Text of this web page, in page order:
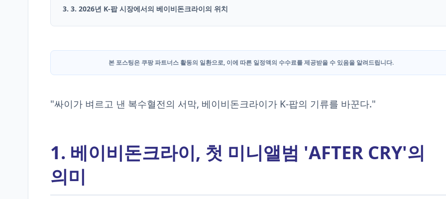
3. 3. 2026년 K-팝 시장에서의 베이비돈크라이의 위치
본 포스팅은 쿠팡 파트너스 활동의 일환으로, 이에 따른 일정액의 수수료를 제공받을 수 있음을 알려드립니다.
"싸이가 벼르고 낸 복수혈전의 서막, 베이비돈크라이가 K-팝의 기류를 바꾼다."
1. 베이비돈크라이, 첫 미니앨범 'AFTER CRY'의
의미